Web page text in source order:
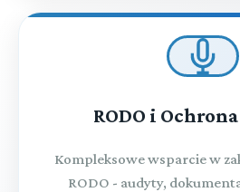
RODO i
Kompleksowe wsparcie w
RODO - audyty,